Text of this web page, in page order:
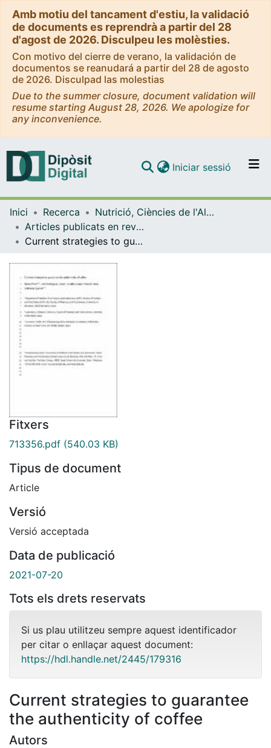
Amb motiu del tancament d'estiu, la validació
de documents es reprendrà a partir del 28
d'agost de 2026. Disculpeu les molèsties.
Con motivo del cierre de verano, la validación de
documentos se reanudará a partir del 28 de agosto
de 2026. Disculpad las molestias
Due to the summer closure, document validation will
resume starting August 28, 2026. We apologize for
any inconvenience.
Navega per tot el DD
Iniciar sessió (current)
Inici Recerca
Nutrició, Ciències de l'Alimentació i Gastronomia
Articles publicats en revistes (Nutrició, Ciències de l'Alimentació i Gastronomia)
Current strategies to guarantee the authenticity of coffee
Fitxers
713356.pdf (540.03 KB)
Tipus de document
Article
Versió
Versió acceptada
Data de publicació
2021-07-20
Tots els drets reservats
Si us plau utilitzeu sempre aquest identificador
per citar o enllaçar aquest document:
https://hdl.handle.net/2445/179316
Current strategies to guarantee
the authenticity of coffee
Autors